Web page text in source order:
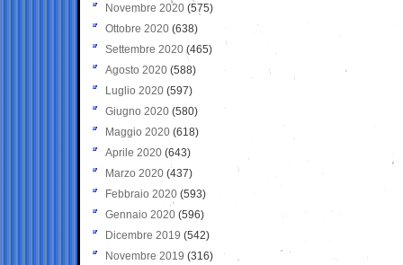
Novembre 2020 (575)
Ottobre 2020 (638)
Settembre 2020(465)
Agosto 2020 (588)
Luglio 2020 (597)
Giugno 2020 (580)
Maggio 2020 (618)
Aprile 2020 (643)
Marzo 2020 (437)
Febbraio 2020 (593)
Gennaio 2020 (596)
Dicembre 2019 (542)
Novembre 2019 (316)